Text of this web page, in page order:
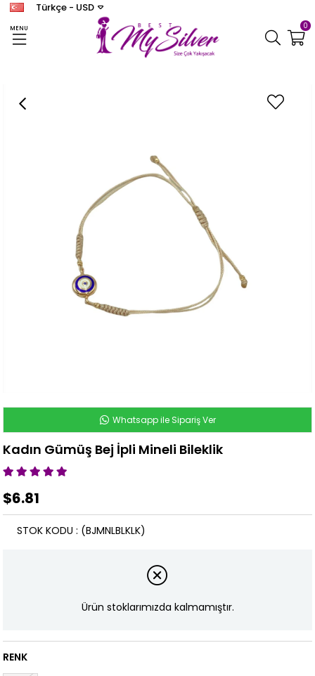
MENU
Türkçe - USD
0
Kadın Gümüş Bej İpli Mineli Bileklik
Whatsapp ile Sipariş Ver
Kadın Gümüş Bej İpli Mineli Bileklik
$6.81
(BJMNLBLKLK)
STOK KODU
Ürün stoklarımızda kalmamıştır.
RENK